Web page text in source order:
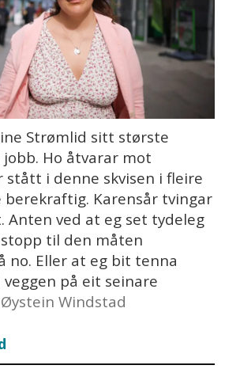
Strømlid sitt største
Ho åtvarar mot
stått i denne skvisen i fleire
berekraftig. Karensår tvingar
Anten ved at eg set tydeleg
til den måten
no. Eller at eg bit tenna
på eit seinare
Windstad